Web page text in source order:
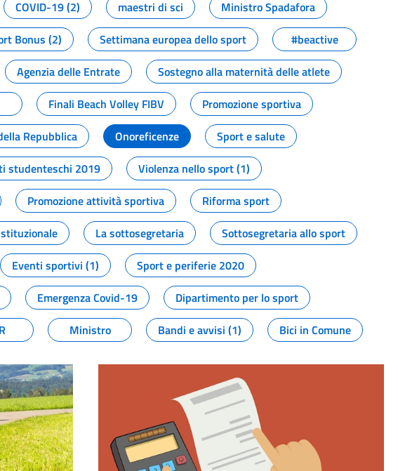
COVID-19 (2) maestri di sci
Ministro Spadafora
Bonus (2) Settimana europea dello sport
#beactive
Agenzia delle Entrate
Sostegno alla maternità delle atlete
Finali Beach Volley FIBV
Promozione sportiva
Repubblica Onoreficenze
Sport e salute
studenteschi 2019
Violenza nello sport (1)
Promozione attività sportiva
Riforma sport
La sottosegretaria
Sottosegretaria allo sport
Eventi sportivi (1)
Sport e periferie 2020
Emergenza Covid-19
Dipartimento per lo sport
Ministro Bandi e avvisi (1) Bici in Comune